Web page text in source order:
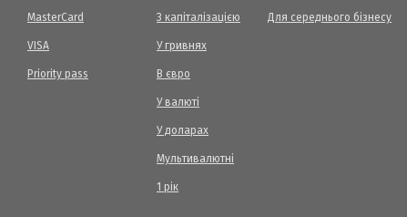
MasterCard
VISA
Priority pass
З капіталізацією
У гривнях
В євро
У валюті
У доларах
Мультивалютні
1 рік
Для середнього бізнесу